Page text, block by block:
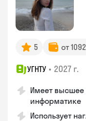
5 от
УГНТУ • 2027 г.
Имеет высшее
информатике
Использует